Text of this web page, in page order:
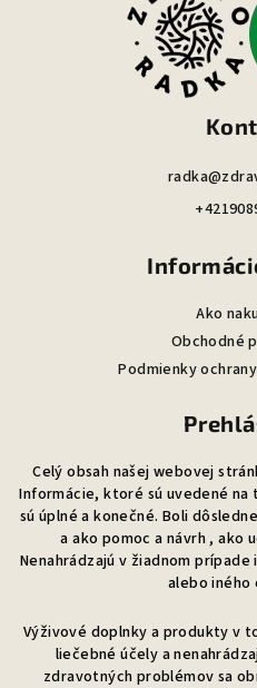
Ako
Obchodné
Podmienky
Celý obsah našej webovej
Informácie, ktoré sú uvedené
sú úplné a konečné. Boli
a ako pomoc a návrh , ako
Nenahrádzajú v žiadnom
alebo iného
Výživové doplnky a produkty v
liečebné účely a
zdravotných problémov sa